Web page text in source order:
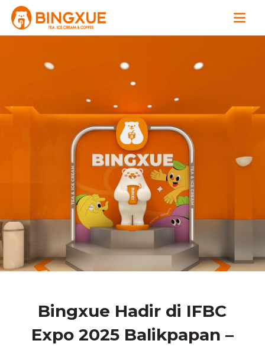
Bingxue Hadir di IFBC
Expo 2025 Balikpapan –